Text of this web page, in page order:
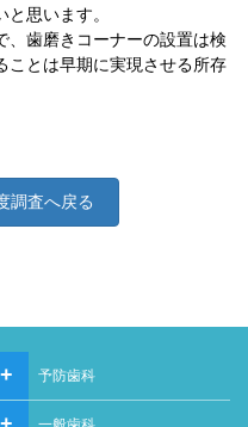
思います。
、歯磨きコーナーの設置は検
ことは早期に実現させる所存
調査へ戻る
予防歯科
+